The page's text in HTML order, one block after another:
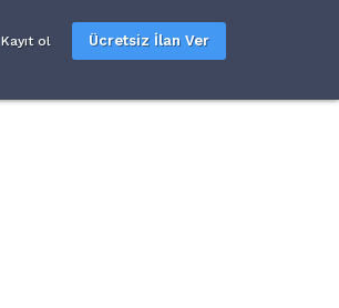
Kayıt ol Ücretsiz İlan Ver